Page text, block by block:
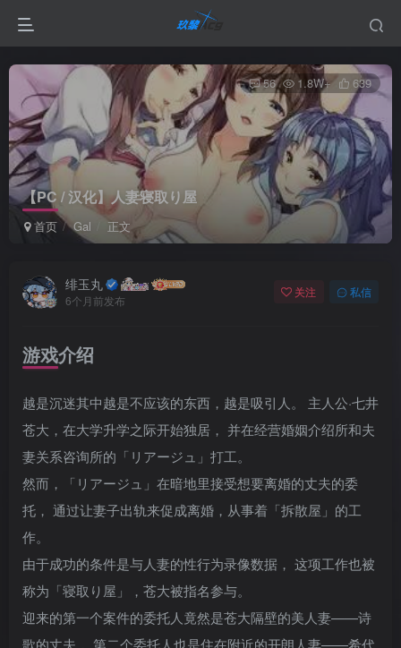
【PC / 汉化】人妻寝取り屋
首页 Gal 正文
56 1.8W+ 639
绯玉丸
6个月前发布
关注 私信
游戏介绍
越是沉迷其中越是不应该的东西，越是吸引人。 主人公·七井
苍大，在大学升学之际开始独居， 并在经营婚姻介绍所和夫
妻关系咨询所的「リアージュ」打工。
然而，「リアージュ」在暗地里接受想要离婚的丈夫的委
托， 通过让妻子出轨来促成离婚，从事着「拆散屋」的工
作。
由于成功的条件是与人妻的性行为录像数据， 这项工作也被
称为「寝取り屋」，苍大被指名参与。
迎来的第一个案件的委托人竟然是苍大隔壁的美人妻——诗
歌的丈夫， 第二个委托人也是住在附近的开朗人妻——希代